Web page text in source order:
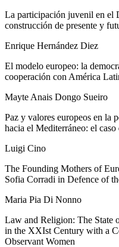
La participación juvenil en el
construcción de presente y
Enrique Hernández Diez
El modelo europeo: la
cooperación con América
Mayte Anais Dongo Sueiro
Paz y valores europeos en la
hacia el Mediterráneo: el caso
Luigi Cino
The Founding Mothers of
Sofia Corradi in Defence of
Maria Pia Di Nonno
Law and Religion: The State
in the XXIst Century with a
Observant Women